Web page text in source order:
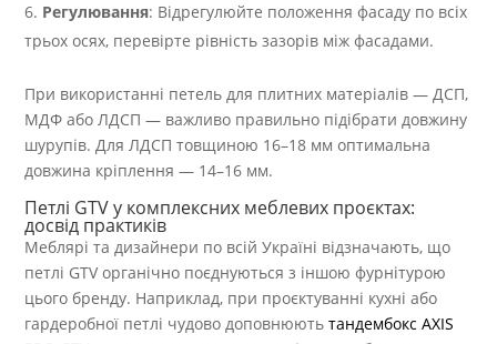
Регулювання: Відрегулюйте положення фасаду по всіх
трьох осях, перевірте рівність зазорів між фасадами.
При використанні петель для плитних матеріалів — ДСП,
МДФ або ЛДСП — важливо правильно підібрати довжину
шурупів. Для ЛДСП товщиною 16–18 мм оптимальна
довжина кріплення — 14–16 мм.
Петлі GTV у комплексних меблевих проєктах:
досвід практиків
Меблярі та дизайнери по всій Україні відзначають, що
петлі GTV органічно поєднуються з іншою фурнітурою
цього бренду. Наприклад, при проєктуванні кухні або
гардеробної петлі чудово доповнюютьтандембокс AXIS